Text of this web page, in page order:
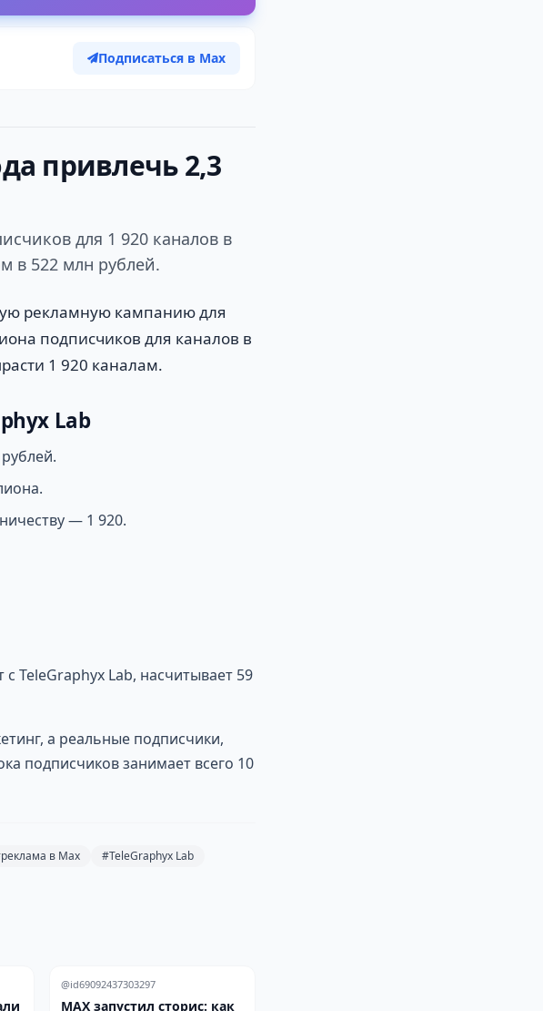
Подписаться в Max
привлечь 2,3
для 1 920 каналов в
в 522 млн рублей.
рекламную кампанию для
подписчиков для каналов в
1 920 каналам.
Lab
— 1 920.
TeleGraphyx Lab, насчитывает 59
а реальные подписчики,
подписчиков занимает всего 10
в Max
#TeleGraphyx Lab
@id69092437303297
MAX запустил сторис: как